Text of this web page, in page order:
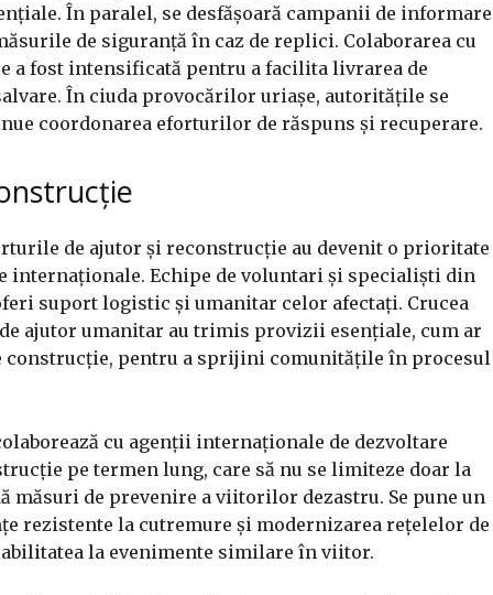
În paralel, se desfășoară campanii de informare
de siguranță în caz de replici. Colaborarea cu
fost intensificată pentru a facilita livrarea de
În ciuda provocărilor uriașe, autoritățile se
coordonarea eforturilor de răspuns și recuperare.
de ajutor și reconstrucție au devenit o prioritate
Echipe de voluntari și specialiști din
suport logistic și umanitar celor afectați. Crucea
ajutor umanitar au trimis provizii esențiale, cum ar
construcție, pentru a sprijini comunitățile în procesul
cu agenții internaționale de dezvoltare
pe termen lung, care să nu se limiteze doar la
de prevenire a viitorilor dezastru. Se pune un
rezistente la cutremure și modernizarea rețelelor de
la evenimente similare în viitor.